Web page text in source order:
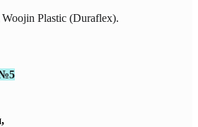
Plastiс (Duraflex).